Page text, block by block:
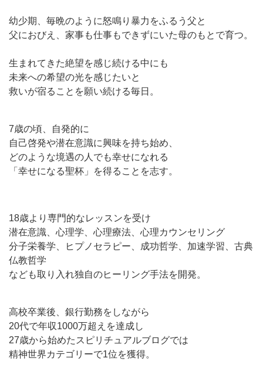
幼少期、毎晩のように怒鳴り暴力をふるう父と
父におびえ、家事も仕事もできずにいた母のもとで育つ。
生まれてきた絶望を感じ続ける中にも
未来への希望の光を感じたいと
救いが宿ることを願い続ける毎日。
7歳の頃、自発的に
自己啓発や潜在意識に興味を持ち始め、
どのような境遇の人でも幸せになれる
「幸せになる聖杯」を得ることを志す。
18歳より専門的なレッスンを受け
潜在意識、心理学、心理療法、心理カウンセリング
分子栄養学、ヒプノセラピー、成功哲学、加速学習、古典
仏教哲学
なども取り入れ独自のヒーリング手法を開発。
高校卒業後、銀行勤務をしながら
20代で年収1000万超えを達成し
27歳から始めたスピリチュアルブログでは
精神世界カテゴリーで1位を獲得。